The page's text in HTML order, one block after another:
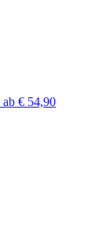
ab € 54,90